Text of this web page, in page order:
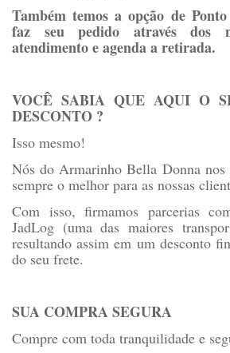
Também temos a opção de
faz seu pedido através dos
atendimento e agenda a retirada.
VOCÊ SABIA QUE AQUI O
DESCONTO ?
Isso mesmo!
Nós do Armarinho Bella Donna nos
sempre o melhor para as nossas
Com isso, firmamos parcerias
JadLog (uma das maiores
resultando assim em um desconto
do seu frete.
SUA COMPRA SEGURA
Compre com toda tranquilidade e